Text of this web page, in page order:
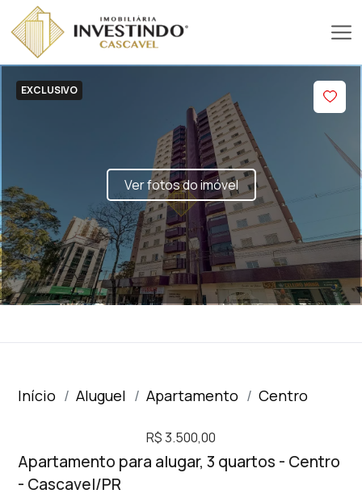
EXCLUSIVO
Ver fotos do imóvel
Início Aluguel Apartamento Centro
R$ 3.500,00
Apartamento para alugar, 3 quartos - Centro
- Cascavel/PR